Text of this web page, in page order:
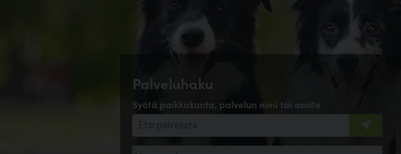
Palveluhaku
Syötä paikkakunta, palvelun nimi tai osoite